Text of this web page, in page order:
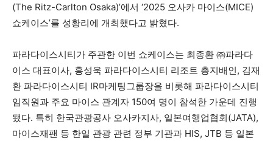
(The Ritz-Carlton Osaka)’에서 ‘2025 오사카 마이스(MICE)
쇼케이스’를 성황리에 개최했다고 밝혔다.
파라다이스시티가 주관한 이번 쇼케이스는 최종환 ㈜파라다
이스 대표이사, 홍성욱 파라다이스시티 리조트 총지배인, 김재
환 파라다이스시티 IR마케팅그룹장을 비롯해 파라다이스시티
임직원과 주요 마이스 관계자 150여 명이 참석한 가운데 진행
됐다. 특히 한국관광공사 오사카지사, 일본여행업협회(JATA),
마이스재팬 등 한일 관광 관련 정부 기관과 HIS, JTB 등 일본